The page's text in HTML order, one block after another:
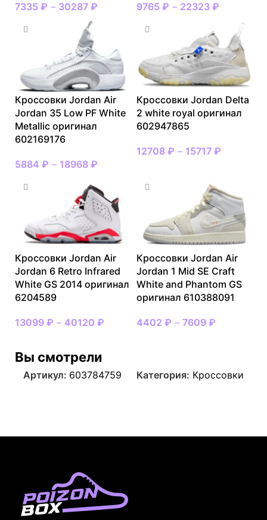
7335 ₽ – 30287 ₽ 9765 ₽ – 22323 ₽
Кроссовки Jordan Air
Jordan 35 Low PF White
Metallic оригинал
602169176
5884 ₽ – 18968 ₽
Кроссовки Jordan Delta
2 white royal оригинал
602947865
12708 ₽ – 15717 ₽
Кроссовки Jordan Air
Jordan 6 Retro Infrared
White GS 2014 оригинал
6204589
13099 ₽ – 40120 ₽
Кроссовки Jordan Air
Jordan 1 Mid SE Craft
White and Phantom GS
оригинал 610388091
4402 ₽ – 7609 ₽
Вы смотрели
Артикул: 603784759 Категория: Кроссовки